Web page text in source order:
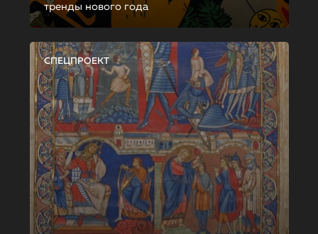
тренды нового года
СПЕЦПРОЕКТ